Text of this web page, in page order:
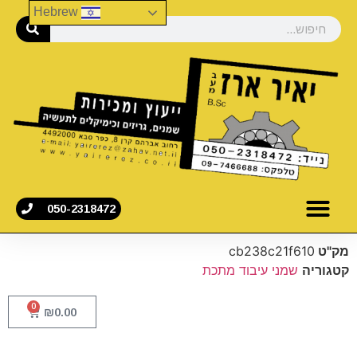
050-2318472
מק"ט cb238c21f610
קטגוריה שמני עיבוד מתכת
₪0.00
0
Hebrew